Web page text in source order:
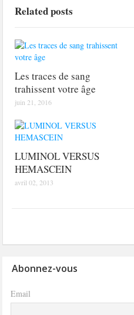
Related posts
Les traces de sang
trahissent votre âge
juin 21, 2016
LUMINOL VERSUS
HEMASCEIN
avril 02, 2013
Abonnez-vous
Email